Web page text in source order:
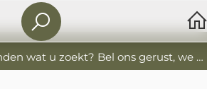
Kunt u niet direct vinden wat u zoekt? Bel ons gerust, we helpen u graag. 0341-552405 De Boekverkoopers